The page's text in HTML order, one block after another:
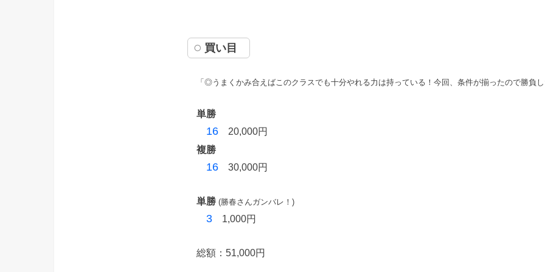
買い目
「◎うまくかみ合えばこのクラスでも十分やれる力は持っている！今回、条件が揃ったので勝負
単勝
16 20,000円
複勝
16 30,000円
単勝 (勝春さんガンバレ！)
3 1,000円
総額：51,000円